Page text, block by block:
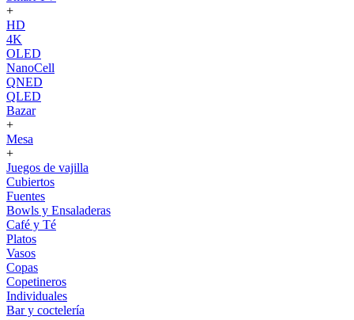
+
HD
4K
OLED
NanoCell
QNED
QLED
Bazar
+
Mesa
+
Juegos de vajilla
Cubiertos
Fuentes
Bowls y Ensaladeras
Café y Té
Platos
Vasos
Copas
Copetineros
Individuales
Bar y coctelería